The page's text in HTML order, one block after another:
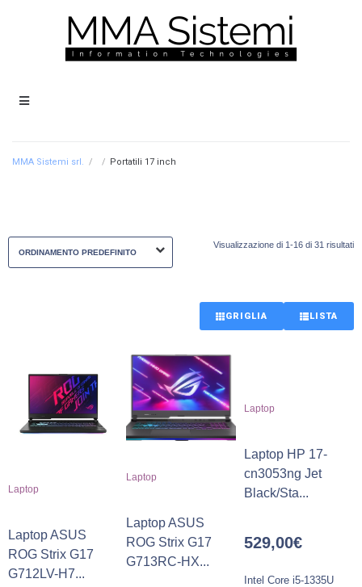
MMA Sistemi srl. / / Portatili 17 inch
Visualizzazione di 1-16 di 31 risultati
GRIGLIA LISTA
Laptop
Laptop ASUS
ROG Strix G17
G712LV-H7...
Laptop
Laptop ASUS
ROG Strix G17
G713RC-HX...
Laptop
Laptop HP 17-
cn3053ng Jet
Black/Sta...
529,00€
Intel Core i5-1335U